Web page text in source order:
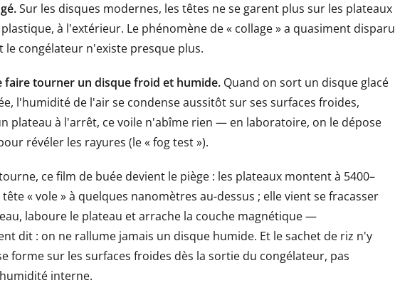
Sur les disques modernes, les têtes ne se garent plus sur les plateaux
à l'extérieur. Le phénomène de « collage » a quasiment disparu
le congélateur n'existe presque plus.
faire tourner un disque froid et humide. Quand on sort un disque glacé
l'humidité de l'air se condense aussitôt sur ses surfaces froides,
plateau à l'arrêt, ce voile n'abîme rien — en laboratoire, on le dépose
révéler les rayures (le « fog test »).
ce film de buée devient le piège : les plateaux montent à 5400–
« vole » à quelques nanomètres au-dessus ; elle vient se fracasser
laboure le plateau et arrache la couche magnétique —
dit : on ne rallume jamais un disque humide. Et le sachet de riz n'y
forme sur les surfaces froides dès la sortie du congélateur, pas
interne.